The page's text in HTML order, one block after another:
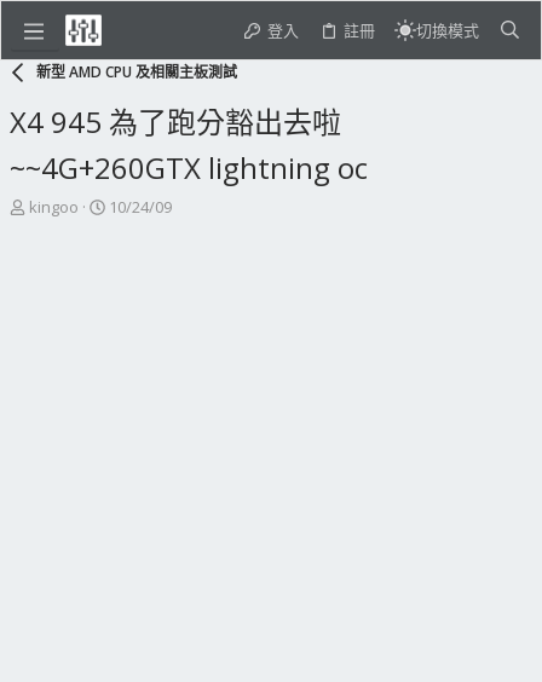
登入 註冊 切換模式
新型 AMD CPU 及相關主板測試
X4 945 為了跑分豁出去啦
~~4G+260GTX lightning oc
主
kingoo
開
10/24/09